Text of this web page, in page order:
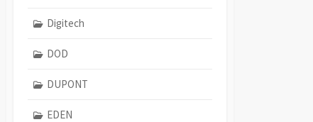
Digitech
DOD
DUPONT
EDEN